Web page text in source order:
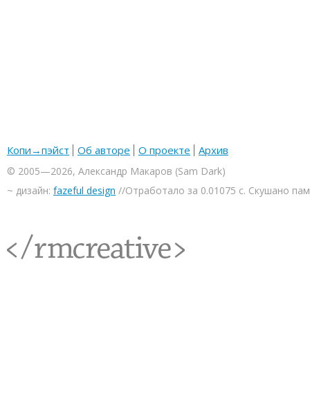
Копи→пэйст Об авторе О проекте Архив
© 2005—2026, Александр Макаров (Sam Dark)
~ дизайн: fazeful design //Отработало за 0.01075 с. Скушано
<rmcreative/>